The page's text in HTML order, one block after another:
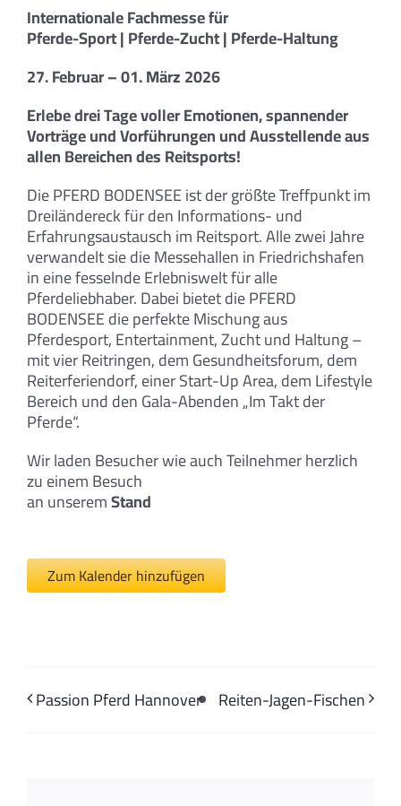
Internationale Fachmesse für
Pferde-Sport | Pferde-Zucht | Pferde-Haltung
27. Februar – 01. März 2026
Erlebe drei Tage voller Emotionen, spannender
Vorträge und Vorführungen und Ausstellende aus
allen Bereichen des Reitsports!
Die PFERD BODENSEE ist der größte Treffpunkt im
Dreiländereck für den Informations- und
Erfahrungsaustausch im Reitsport. Alle zwei Jahre
verwandelt sie die Messehallen in Friedrichshafen
in eine fesselnde Erlebniswelt für alle
Pferdeliebhaber. Dabei bietet die PFERD
BODENSEE die perfekte Mischung aus
Pferdesport, Entertainment, Zucht und Haltung –
mit vier Reitringen, dem Gesundheitsforum, dem
Reiterferiendorf, einer Start-Up Area, dem Lifestyle
Bereich und den Gala-Abenden „Im Takt der
Pferde“.
Wir laden Besucher wie auch Teilnehmer herzlich
zu einem Besuch
an unseremStand
Zum Kalender hinzufügen
Passion Pferd Hannover Reiten-Jagen-Fischen